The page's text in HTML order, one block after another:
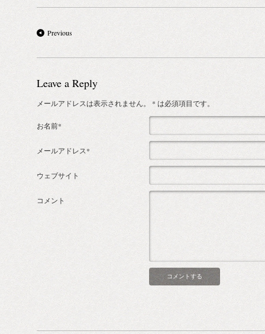
Previous
Leave a Reply
メールアドレスは表示されません。 * は必須項目です。
お名前*
メールアドレス*
ウェブサイト
コメント